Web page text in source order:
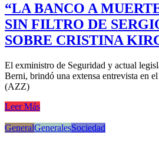
“LA BANCO A
SIN FILTRO DE
SOBRE CRISTINA
El exministro de Seguridad y actual
Berni, brindó una extensa entrevista en
(AZZ)
Leer Más
GeneralGeneralesSociedad